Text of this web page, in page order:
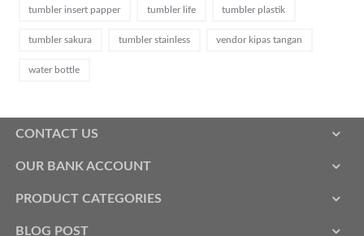
tumbler insert papper tumbler life tumbler plastik
tumbler sakura tumbler stainless vendor kipas tangan
water bottle
CONTACT US
OUR BANK ACCOUNT
PRODUCT CATEGORIES
BLOG POST